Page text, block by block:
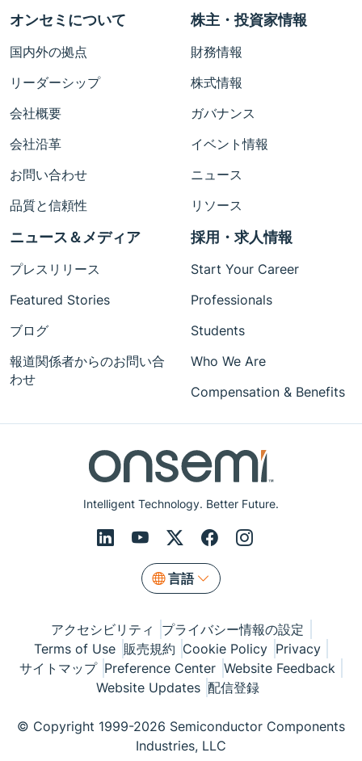
Intelligent Technology. Better Future.
言語
オンセミについて
国内外の拠点
リーダーシップ
会社概要
会社沿革
お問い合わせ
品質と信頼性
株主・投資家情報
財務情報
株式情報
ガバナンス
イベント情報
ニュース
リソース
ニュース＆メディア
プレスリリース
Featured Stories
ブログ
報道関係者からのお問い合
わせ
採用・求人情報
Start Your Career
Professionals
Students
Who We Are
Compensation & Benefits
アクセシビリティ
プライバシー情報の設定
Terms of Use 販売規約 Cookie Policy Privacy
サイトマップ Preference Center Website Feedback
Website Updates 配信登録
© Copyright 1999-2026 Semiconductor Components
Industries, LLC